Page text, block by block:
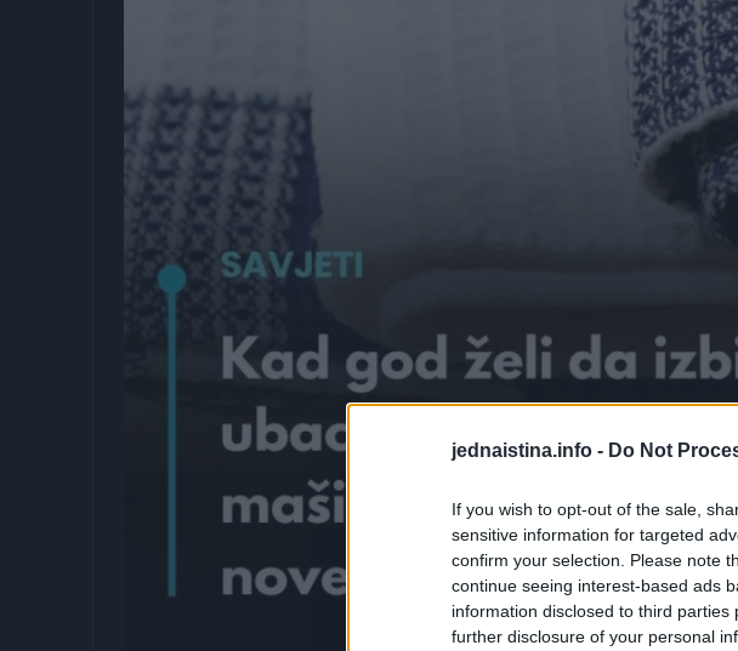
jednaistina.info - Do Not
If you wish to opt-out of the sale,
sensitive information for targeted
confirm your selection. Please note
continue seeing interest-based ads
information disclosed to third
further disclosure of your personal